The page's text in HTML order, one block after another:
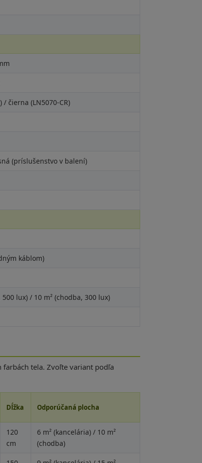
/ čierna (LN5070-CR)
(príslušenstvo v balení)
káblom)
500 lux) / 10 m² (chodba, 300 lux)
tela. Zvoľte variant podľa
Dĺžka Odporúčaná plocha
120
cm
6 m² (kancelária) / 10 m²
(chodba)